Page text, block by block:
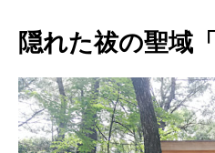
隠れた祓の聖域